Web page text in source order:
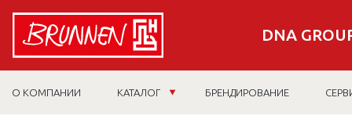
DNA
О КОМПАНИИ КАТАЛОГ БРЕНДИРОВАНИЕ